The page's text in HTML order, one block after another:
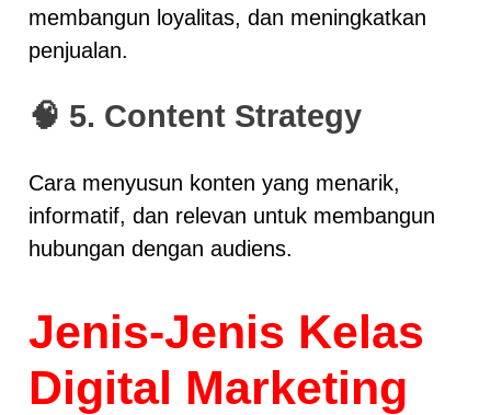
membangun loyalitas, dan meningkatkan
penjualan.
🧠 5. Content Strategy
Cara menyusun konten yang menarik,
informatif, dan relevan untuk membangun
hubungan dengan audiens.
Jenis-Jenis Kelas
Digital Marketing